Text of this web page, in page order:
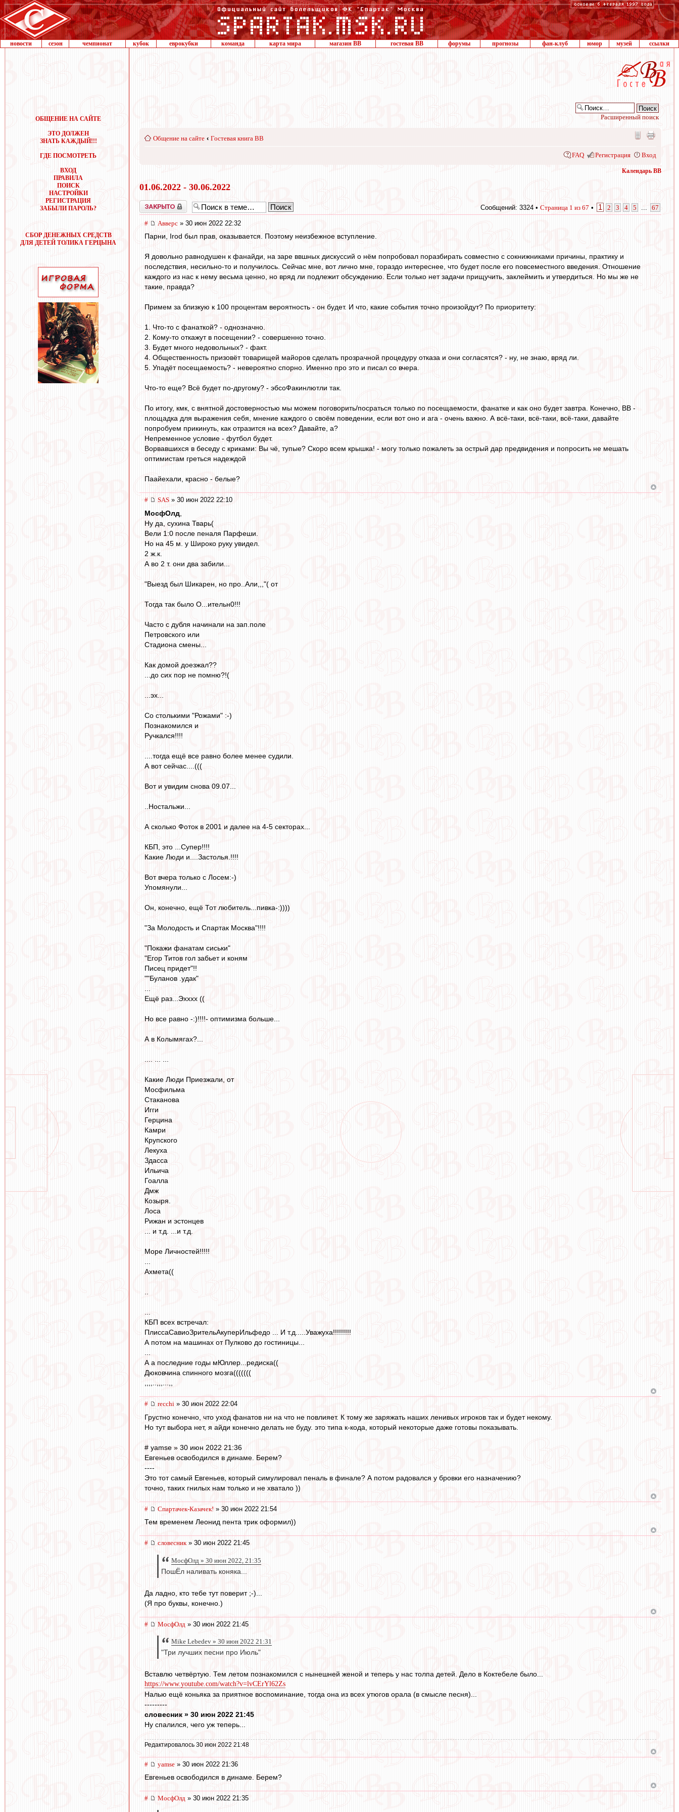
новости сезон чемпионат кубок еврокубки команда карта мира магазин ВВ гостевая ВВ форумы прогнозы фан-клуб юмор музей ссылки
ОБЩЕНИЕ НА САЙТЕ
ЭТО ДОЛЖЕН
ЗНАТЬ КАЖДЫЙ!!!
ГДЕ ПОСМОТРЕТЬ
ВХОД
ПРАВИЛА
ПОИСК
НАСТРОЙКИ
РЕГИСТРАЦИЯ
ЗАБЫЛИ ПАРОЛЬ?
СБОР ДЕНЕЖНЫХ СРЕДСТВ
ДЛЯ ДЕТЕЙ ТОЛИКА ГЕРЦЫНА
Расширенный поиск
Общение на сайте ‹ Гостевая книга ВВ
FAQ Регистрация Вход
Календарь ВВ
01.06.2022 - 30.06.2022
Закрыто Сообщений: 3324 • Страница 1 из 67 • 1 2 3 4 5 67
# Авверс » 30 июн 2022 22:32
Парни, Irod был прав, оказывается. Поэтому неизбежное вступление.
Я довольно равнодушен к фанайди, на заре ввшных дискуссий о нём попробовал поразбирать совместно с сокнижниками причины, практику и
последствия, несильно-то и получилось. Сейчас мне, вот лично мне, гораздо интереснее, что будет после его повсеместного введения. Отношение
каждого из нас к нему весьма ценно, но вряд ли подлежит обсуждению. Если только нет задачи прищучить, заклеймить и утвердиться. Но мы же не
такие, правда?
Примем за близкую к 100 процентам вероятность - он будет. И что, какие события точно произойдут? По приоритету:
1. Что-то с фанаткой? - однозначно.
2. Кому-то откажут в посещении? - совершенно точно.
3. Будет много недовольных? - факт.
4. Общественность призовёт товарищей майоров сделать прозрачной процедуру отказа и они согласятся? - ну, не знаю, вряд ли.
5. Упадёт посещаемость? - невероятно спорно. Именно про это и писал со вчера.
Что-то еще? Всё будет по-другому? - эбсоФакинлютли так.
По итогу, кмк, с внятной достоверностью мы можем поговорить/посраться только по посещаемости, фанатке и как оно будет завтра. Конечно, ВВ -
площадка для выражения себя, мнение каждого о своём поведении, если вот оно и ага - очень важно. А всё-таки, всё-таки, всё-таки, давайте
попробуем прикинуть, как отразится на всех? Давайте, а?
Непременное условие - футбол будет.
Ворвавшихся в беседу с криками: Вы чё, тупые? Скоро всем крышка! - могу только пожалеть за острый дар предвидения и попросить не мешать
оптимистам греться надеждой
Паайехали, красно - белые?
# SAS » 30 июн 2022 22:10
МосфОлд
Ну да, сухина Тварь(
Вели 1:0 после пеналя Парфеши.
Но на 45 м. у Широко руку увидел.
2 ж.к.
А во 2 т. они два забили...
"Выезд был Шикарен, но про..Али,,,"( от
Тогда так было О...ительн0!!!
Часто с дубля начинали на зап.поле
Петровского или
Стадиона смены...
Как домой доезжал??
...до сих пор не помню?!(
...эх...
Со столькими "Рожами" :-)
Познакомился и
Ручкался!!!!
....тогда ещё все равно более менее судили.
А вот сейчас....(((
Вот и увидим снова 09.07...
..Ностальжи...
А сколько Фоток в 2001 и далее на 4-5 секторах...
КБП, это ...Супер!!!!
Какие Люди и....Застолья.!!!!
Вот вчера только с Лосем:-)
Упомянули...
Он, конечно, ещё Тот любитель...пивка-:))))
"За Молодость и Спартак Москва"!!!!
"Покажи фанатам сиськи"
"Егор Титов гол забьет и коням
Писец придет"!!
""Буланов .удак"
Ещё раз...Эхххх ((
Но все равно -:)!!!!- оптимизма больше...
А в Колымягах?...
Какие Люди Приезжали, от
Мосфильма
Стаканова
Игги
Герцина
Камри
Крупского
Лекуха
Здасса
Ильича
Гоалла
Дмж
Козыря.
Лоса
Рижан и эстонцев
... и т.д. ...и т.д.
Море Личностей!!!!!
Ахмета((
КБП всех встречал:
ПлиссаСавиоЗрительАкуперИльфедо ... И т.д.....Уважуха!!!!!!!!!
А потом на машинах от Пулково до гостиницы...
А а последние годы мЮллер...редиска((
Дюковчина спинного мозга(((((((
# recchi » 30 июн 2022 22:04
Грустно конечно, что уход фанатов ни на что не повлияет. К тому же заряжать наших ленивых игроков так и будет некому.
Но тут выбора нет, я айди конечно делать не буду. это типа к-кода, который некоторые даже готовы показывать.
# yamse » 30 июн 2022 21:36
Евгеньев освободился в динаме. Берем?
----
Это тот самый Евгеньев, который симулировал пеналь в финале? А потом радовался у бровки его назначению?
точно, таких гнилых нам только и не хватало ))
# Спартачек-Казачек! » 30 июн 2022 21:54
Тем временем Леонид пента трик оформил))
# словесник» 30 июн 2022 21:45
МосфОлд » 30 июн 2022, 21:35
ПошЁл наливать коняка...
Да ладно, кто тебе тут поверит ;-)...
(Я про буквы, конечно.)
# МосфОлд » 30 июн 2022 21:45
Mike Lebedev » 30 июн 2022 21:31
"Три лучших песни про Июль"
Вставлю четвёртую. Тем летом познакомился с нынешней женой и теперь у нас толпа детей. Дело в Коктебеле было...
https://www.youtube.com/watch?v=lvCErYl62Zs
Налью ещё коньяка за приятное воспоминание, тогда она из всех утюгов орала (в смысле песня)...
---------
словесник » 30 июн 2022 21:45
Ну спалился, чего уж теперь...
Редактировалось 30 июн 2022 21:48
# yamse » 30 июн 2022 21:36
Евгеньев освободился в динаме. Берем?
# МосфОлд » 30 июн 2022 21:35